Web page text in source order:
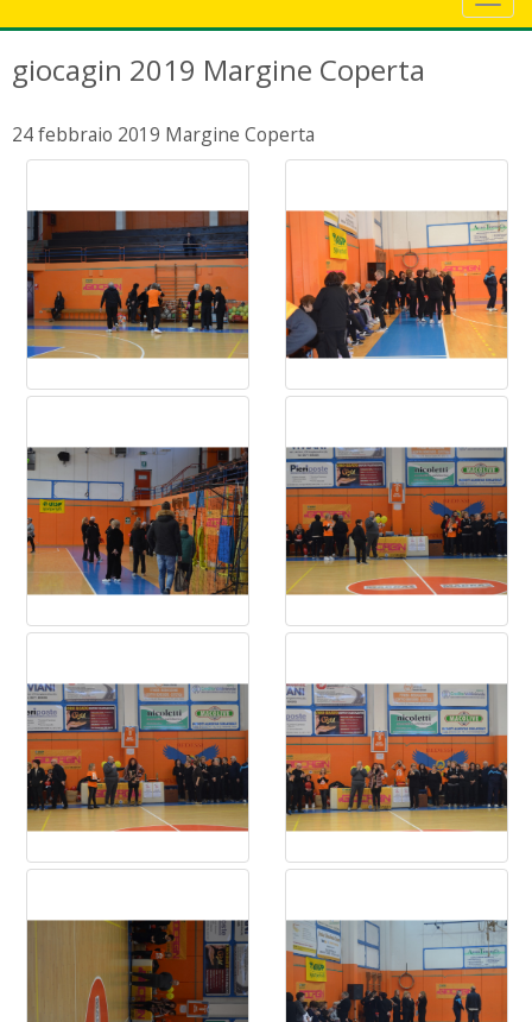
giocagin 2019 Margine Coperta
24 febbraio 2019 Margine Coperta